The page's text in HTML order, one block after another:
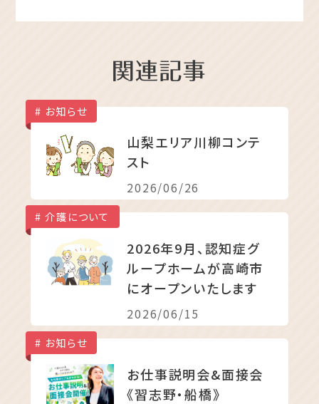
お知らせ
山梨エリア川柳コンテ
スト
2026/06/26
お知らせ
介護について
2026年9月、認知症グ
ループホームが高崎市
にオープンいたします
2026/06/15
お知らせ
お仕事説明会&面接会
《習志野・船橋》